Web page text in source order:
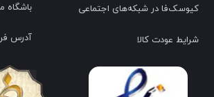
باشگاه
آدرس
کیوسک‌فا در شبکه‌های اجتماعی
شرایط عودت کالا